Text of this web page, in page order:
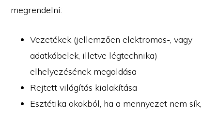
megrendelni:
Vezetékek (jellemzően elektromos-, vagy
adatkábelek, illetve légtechnika)
elhelyezésének megoldása
Rejtett világítás kialakítása
Esztétika okokból, ha a mennyezet nem sík,